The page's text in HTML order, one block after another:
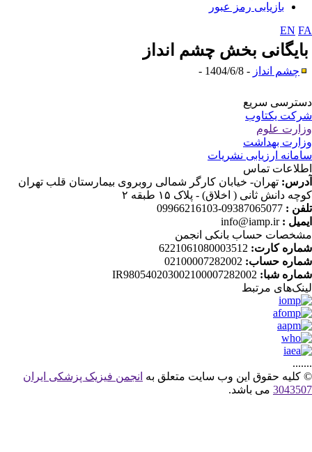
بازیابی رمز عبور
EN
بخشچشم انداز
چشم انداز - 1404/6/8 -
سریع
یکتاوب
علوم
بهداشت
ارزیابی نشریات
تماس
تهران- خیابان کارگر شمالی روبروی بیمارستان قلب تهران
دانش ثانی ( اخلاق) - پلاک ۱۵ طبقه ۲
:
09387065077-09966216103
:
info@iamp.ir
حساب بانکی انجمن
کارت:6221061080003512
حساب:02100007282002
شبا:IR980540203002100007282002
مرتبط
کلیه حقوق این وب سایت متعلق بهانجمن فیزیک پزشکی ایران
می باشد.